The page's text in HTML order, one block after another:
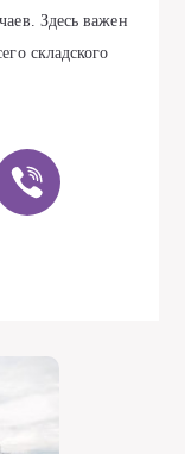
Здесь важен
складского